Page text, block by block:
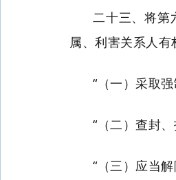
二十三、将第
属、利害关系人有
“（一）采取
“（二）查封
“（三）应当